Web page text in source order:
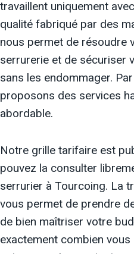
travaillent uniquement
qualité fabriqué par des
nous permet de résoudre
serrurerie et de sécuriser
sans les endommager.
proposons des services
abordable.
Notre grille tarifaire est
pouvez la consulter
serrurier à Tourcoing. La
vous permet de prendre
de bien maîtriser votre
exactement combien